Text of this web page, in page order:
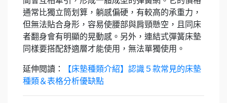
通常比獨立筒划算，躺感偏硬，有較高的承重力，
但無法貼合身形，容易使腰部與肩頸懸空，且同床
者翻身會有明顯的晃動感。另外，連結式彈簧床墊
同樣要搭配舒適層才能使用，無法單獨使用。
延伸閱讀：
【床墊種類介紹】認識５款常見的床墊
種類＆表格分析優缺點